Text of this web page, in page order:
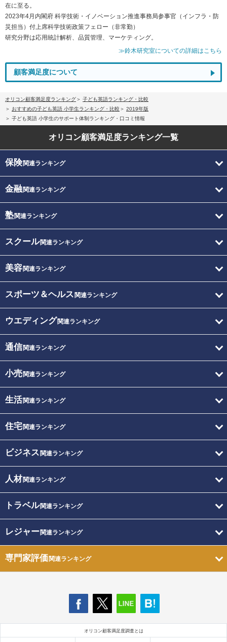
在に至る。
2023年4月内閣府 科学技術・イノベーション推進事務局参事官（インフラ・防
災担当）付上席科学技術政策フェロー（非常勤）
研究分野は応用統計解析、品質管理、マーケティング。
≫鈴木研究室についての詳細はこちら
顧客満足度について
オリコン顧客満足度ランキング
子ども英語ランキング・比較
おすすめの子ども英語 小学生ランキング・比較
2019年版
子ども英語 小学生のサポート体制ランキング・口コミ情報
オリコン顧客満足度ランキング一覧
保険関連ランキング
金融関連ランキング
塾関連ランキング
スクール関連ランキング
美容関連ランキング
スポーツ＆ヘルス 関連ランキング
ウエディング関連ランキング
通信関連ランキング
小売関連ランキング
生活関連ランキング
住宅関連ランキング
ビジネス 関連ランキング
人材関連ランキング
トラベル関連ランキング
レジャー関連ランキング
専門家評価関連ランキング
オリコン顧客満足度調査とは